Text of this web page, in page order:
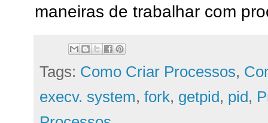
maneiras de trabalhar com
Tags: Como Criar Processos,
execv. system, fork, getpid, pid,